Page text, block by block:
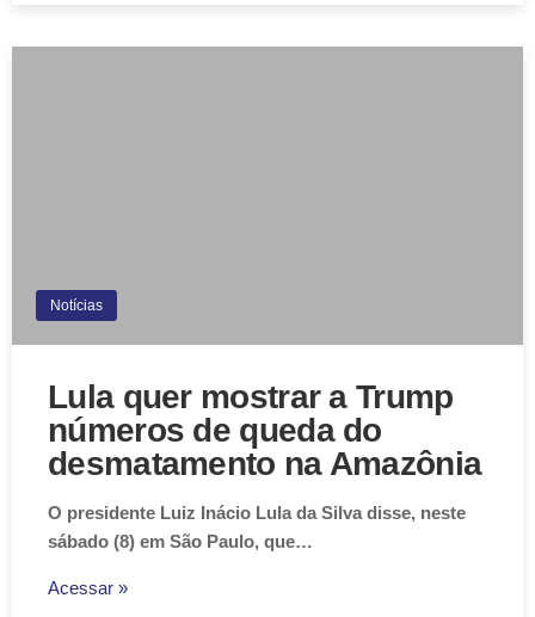
Notícias
Lula quer mostrar a Trump
números de queda do
desmatamento na Amazônia
O presidente Luiz Inácio Lula da Silva disse, neste
sábado (8) em São Paulo, que…
Acessar »